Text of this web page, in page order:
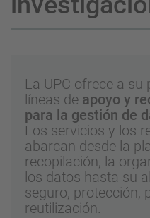
La UPC ofrece a
líneas de apoyo y
para la gestión de
Los servicios y los
abarcan desde la
recopilación, la
los datos hasta su
seguro, protección,
reutilización.